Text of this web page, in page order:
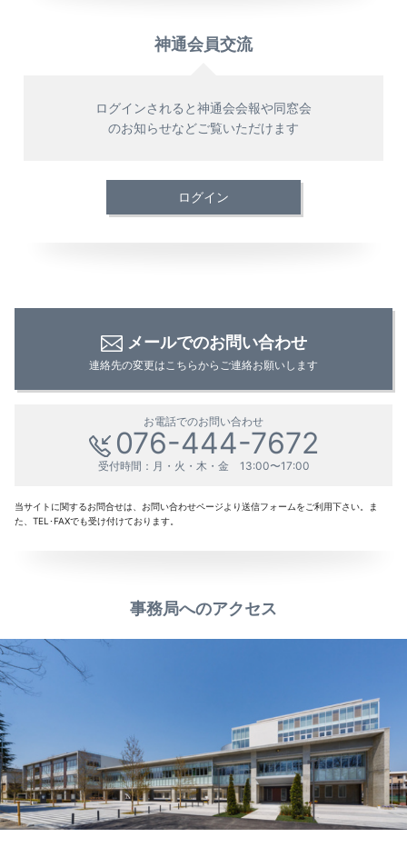
神通会員交流
ログインされると神通会会報や同窓会
のお知らせなどご覧いただけます
ログイン
お電話でのお問い合わせ
076-444-7672
受付時間：月・火・木・金 13:00〜17:00
メールでのお問い合わせ
連絡先の変更はこちらからご連絡お願いします
当サイトに関するお問合せは、お問い合わせページより送信フォームをご利用下さい。ま
た、TEL･FAXでも受け付けております。
事務局へのアクセス